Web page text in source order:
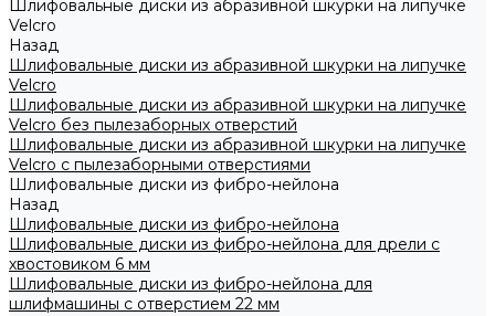
Шлифовальные диски из абразивной шкурки на липучке
Velcro
Назад
Шлифовальные диски из абразивной шкурки на липучке
Velcro
Шлифовальные диски из абразивной шкурки на липучке
Velcro без пылезаборных отверстий
Шлифовальные диски из абразивной шкурки на липучке
Velcro с пылезаборными отверстиями
Шлифовальные диски из фибро-нейлона
Назад
Шлифовальные диски из фибро-нейлона
Шлифовальные диски из фибро-нейлона для дрели с
хвостовиком 6 мм
Шлифовальные диски из фибро-нейлона для
шлифмашины с отверстием 22 мм